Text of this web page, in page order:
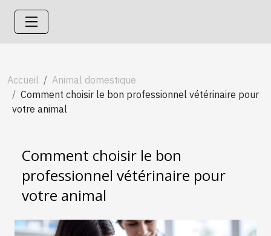
Accueil
Animal domestique
Comment choisir le bon professionnel vétérinaire pour
votre animal
Comment choisir le bon
professionnel vétérinaire pour
votre animal